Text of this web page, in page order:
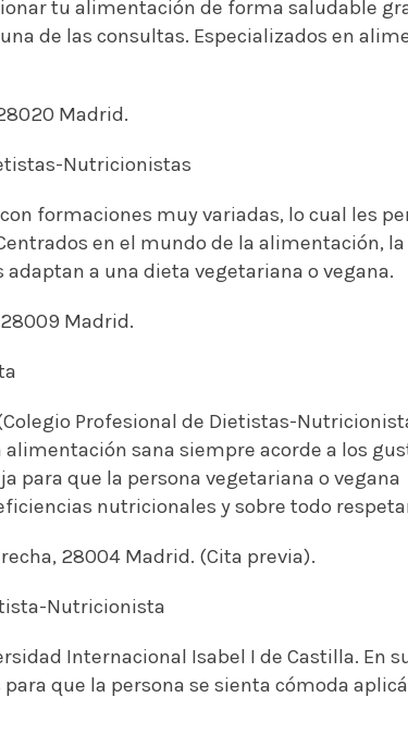
tu alimentación de forma saludable
de las consultas. Especializados en
Madrid.
Nutricionistas
formaciones muy variadas, lo cual les
en el mundo de la alimentación, la
a una dieta vegetariana o vegana.
28009 Madrid.
Profesional de Dietistas-
sana siempre acorde a los
para que la persona vegetariana o
nutricionales y sobre todo
28004 Madrid. (Cita previa).
Nutricionista
Internacional Isabel I de Castilla. En
que la persona se sienta cómoda